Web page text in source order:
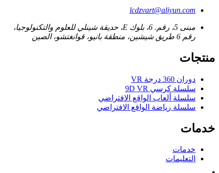
lcdzvart@aliyun.com
مبنى 5، رقم. 6، بلوك E، حديقة شينلي للعلوم والتكنولوجيا،
رقم 6 طريق شيشين، منطقة بانيو، قوانغتشو، الصين
منتجات
دوران 360 درجة VR
سلسلة كرسي 9D VR
سلسلة ألعاب الواقع الافتراضي
سلسلة رياضة الواقع الافتراضي
خدمات
خدمات
التعليمات